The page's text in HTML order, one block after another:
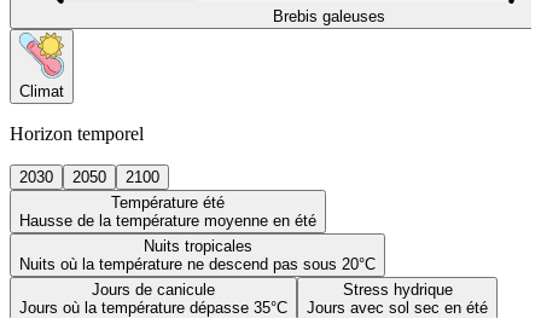
Brebis galeuses
Climat
Horizon temporel
2030 2050
2100
Température été
Hausse de la température moyenne en été
Nuits tropicales
Nuits où la température ne descend pas sous 20°C
Jours de canicule
Jours où la température dépasse 35°C
Stress hydrique
Jours avec sol sec en été